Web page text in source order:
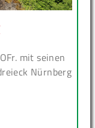
mit seinen
Nürnberg